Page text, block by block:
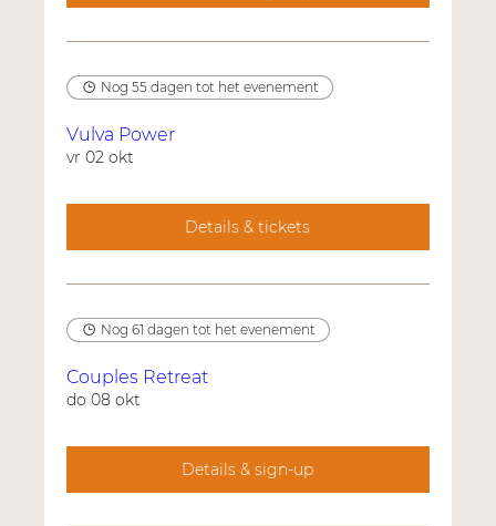
Nog 55 dagen tot het evenement
Vulva Power
vr 02 okt
Details & tickets
Nog 61 dagen tot het evenement
Couples Retreat
do 08 okt
Details & sign-up